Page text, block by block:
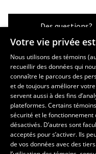
Des questions?
Les écoles et la recherche
École supérieure
régional
École d’architecture
École de design
Centre de recherche en
Votre vie privée
Nous utilisons des témoins
recueillir des données qui
connaître le parcours des
et de toujours améliorer
servent aussi à des fins
plateformes. Certains
sécurité et le fonctionnement
désactivés. D’autres sont
acceptés pour s’activer. Ils
de vos données avec des